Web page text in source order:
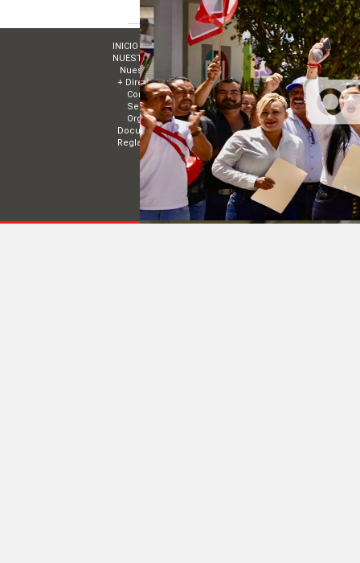
INICIO
NUESTRO PARTIDO
Nuestro Presidente
+ Directorios
Comité Estatal de Nayarit
Sectores
Organismos Políticos
Documentos básicos
Reglamentos
MUNICIPIOS
ESTRADOS
Convocatorias
Acuerdos
TRANSPARENCIA
EVENTOS
COMITÉ DIRECTIVO ESTATAL DE
© 2014 Todos los derechos reservados|